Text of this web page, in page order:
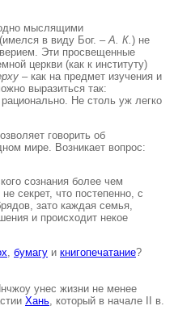
мыслящими
в виду Бог. – А. К. ) не
Эти просвещенные
церкви (как к институту)
– как на предмет изучения и
выразиться так:
Не столь уж легко
говорить об
мире. Возникает вопрос:
сознания более чем
секрет, что постепенно, с
зато каждая семья,
и происходит некое
, бумагу и книгопечатание?
унес жизни не менее
Хань, который в начале II в.